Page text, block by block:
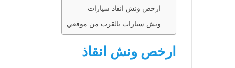
ارخص ونش انقاذ سيارات
ونش سيارات بالقرب من موقعي
ارخص ونش انقاذ